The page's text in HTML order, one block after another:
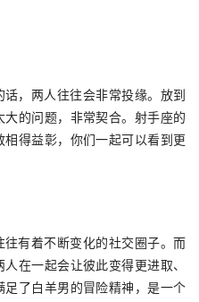
，两人往往会非常投缘。放到
的问题，非常契合。射手座的
得益彰，你们一起可以看到更
有着不断变化的社交圈子。而
在一起会让彼此变得更进取、
了白羊男的冒险精神，是一个